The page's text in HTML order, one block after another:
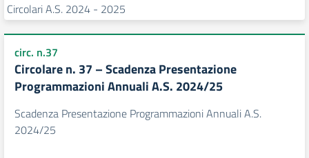
Circolari A.S. 2024 - 2025
circ. n.37
Circolare n. 37 – Scadenza Presentazione
Programmazioni Annuali A.S. 2024/25
Scadenza Presentazione Programmazioni Annuali A.S.
2024/25